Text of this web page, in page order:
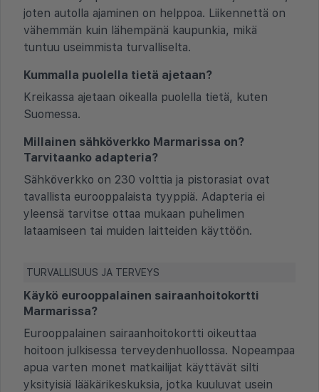
joten autolla ajaminen on helppoa. Liikennettä on
vähemmän kuin lähempänä kaupunkia, mikä
tuntuu useimmista turvalliselta.
Kummalla puolella tietä ajetaan?
Kreikassa ajetaan oikealla puolella tietä, kuten
Suomessa.
Millainen sähköverkko Marmarissa on?
Tarvitaanko adapteria?
Sähköverkko on 230 volttia ja pistorasiat ovat
tavallista eurooppalaista tyyppiä. Adapteria ei
yleensä tarvitse ottaa mukaan puhelimen
lataamiseen tai muiden laitteiden käyttöön.
TURVALLISUUS JA TERVEYS
Käykö eurooppalainen sairaanhoitokortti
Marmarissa?
Eurooppalainen sairaanhoitokortti oikeuttaa
hoitoon julkisessa terveydenhuollossa. Nopeampaa
apua varten monet matkailijat käyttävät silti
yksityisiä lääkärikeskuksia, jotka kuuluvat usein